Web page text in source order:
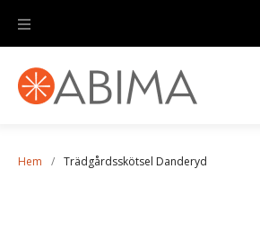
Hem / Trädgårdsskötsel Danderyd